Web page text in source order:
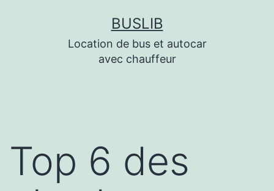
BUSLIB
Location de bus et autocar
avec chauffeur
Top 6 des